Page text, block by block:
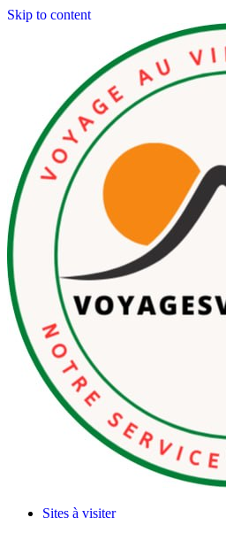
Skip to content
Sites à visiter